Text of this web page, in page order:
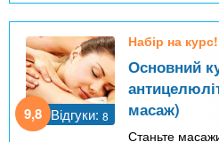
9,8 Відгуки: 8
Набір на курс!
Основний
масаж)
Станьте